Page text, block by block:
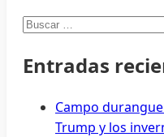
Buscar:
Entradas
Campo
Trump y los